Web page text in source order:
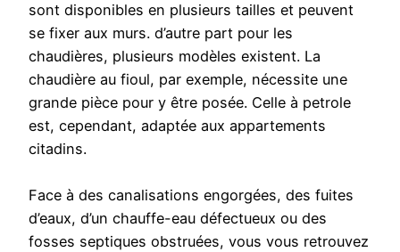
sont disponibles en plusieurs tailles et peuvent
se fixer aux murs. d’autre part pour les
chaudières, plusieurs modèles existent. La
chaudière au fioul, par exemple, nécessite une
grande pièce pour y être posée. Celle à petrole
est, cependant, adaptée aux appartements
citadins.
Face à des canalisations engorgées, des fuites
d’eaux, d’un chauffe-eau défectueux ou des
fosses septiques obstruées, vous vous retrouvez